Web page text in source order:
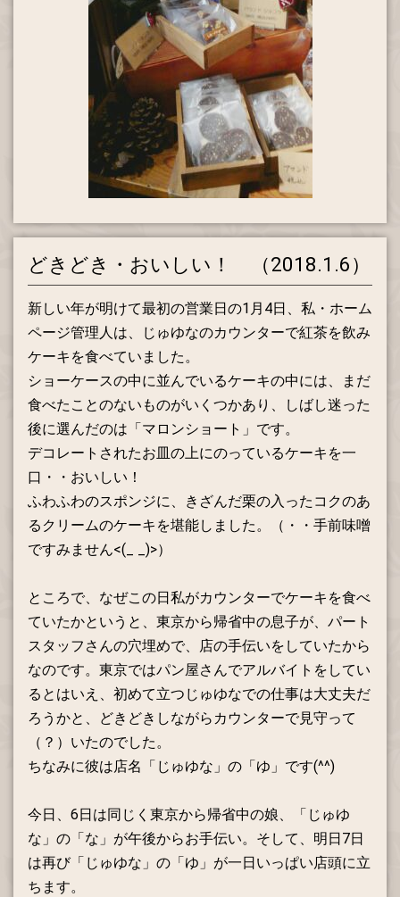
どきどき・おいしい！ （2018.1.6）
新しい年が明けて最初の営業日の1月4日、私・ホーム
ページ管理人は、じゅゆなのカウンターで紅茶を飲み
ケーキを食べていました。
ショーケースの中に並んでいるケーキの中には、まだ
食べたことのないものがいくつかあり、しばし迷った
後に選んだのは「マロンショート」です。
デコレートされたお皿の上にのっているケーキを一
口・・おいしい！
ふわふわのスポンジに、きざんだ栗の入ったコクのあ
るクリームのケーキを堪能しました。（・・手前味噌
ですみません<(_ _)>）
ところで、なぜこの日私がカウンターでケーキを食べ
ていたかというと、東京から帰省中の息子が、パート
スタッフさんの穴埋めで、店の手伝いをしていたから
なのです。東京ではパン屋さんでアルバイトをしてい
るとはいえ、初めて立つじゅゆなでの仕事は大丈夫だ
ろうかと、どきどきしながらカウンターで見守って
（？）いたのでした。
ちなみに彼は店名「じゅゆな」の「ゆ」です(^^)
今日、6日は同じく東京から帰省中の娘、「じゅゆ
な」の「な」が午後からお手伝い。そして、明日7日
は再び「じゅゆな」の「ゆ」が一日いっぱい店頭に立
ちます。